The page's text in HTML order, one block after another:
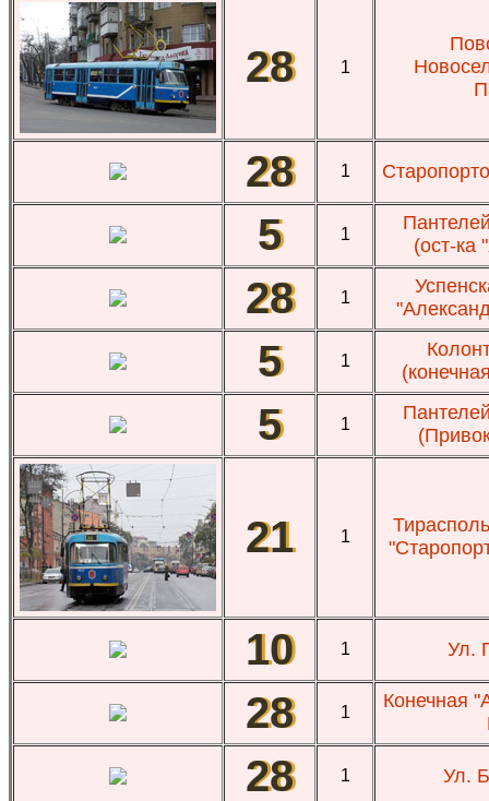
28 1
28 1
5 1
(ост-ка
28 1
5 1
5 1
21 1
10 1 Ул.
28 1
Конечная
28 1 Ул.